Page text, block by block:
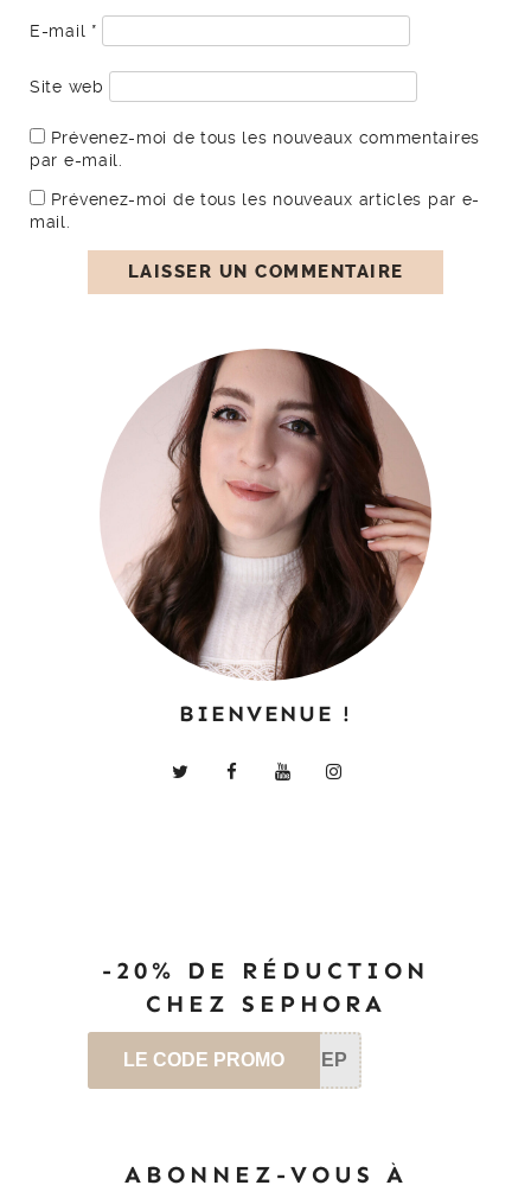
E-mail *
Site web
Prévenez-moi de tous les nouveaux commentaires
par e-mail.
Prévenez-moi de tous les nouveaux articles par e-
mail.
BIENVENUE !
-20% DE RÉDUCTION
CHEZ SEPHORA
LE CODE PROMO SEP
ABONNEZ-VOUS À